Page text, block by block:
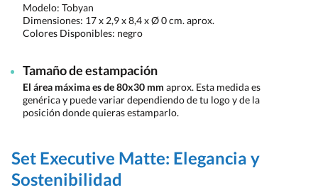
Modelo: Tobyan
Dimensiones: 17 x 2,9 x 8,4 x Ø 0 cm. aprox.
Colores Disponibles: negro
Tamaño de estampación
El área máxima es de 80x30 mm aprox. Esta medida es
genérica y puede variar dependiendo de tu logo y de la
posición donde quieras estamparlo.
Set Executive Matte: Elegancia y
Sostenibilidad